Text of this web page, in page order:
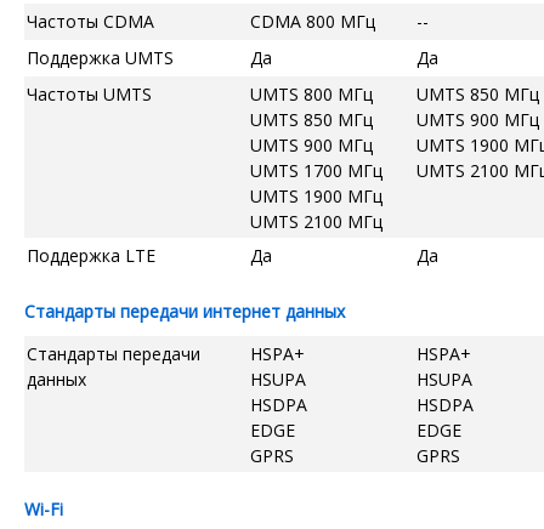
Частоты CDMA
CDMA 800 МГц
--
Поддержка UMTS
Да
Да
Частоты UMTS
UMTS 800 МГц
UMTS 850 МГц
UMTS 900 МГц
UMTS 1700 МГц
UMTS 1900 МГц
UMTS 2100 МГц
UMTS 850 МГц
UMTS 900 МГц
UMTS 1900
UMTS 2100
Поддержка LTE Да Да
Стандарты передачи интернет данных
Стандарты передачи
данных
HSPA+
HSUPA
HSDPA
EDGE
GPRS
HSPA+
HSUPA
HSDPA
EDGE
GPRS
Wi-Fi